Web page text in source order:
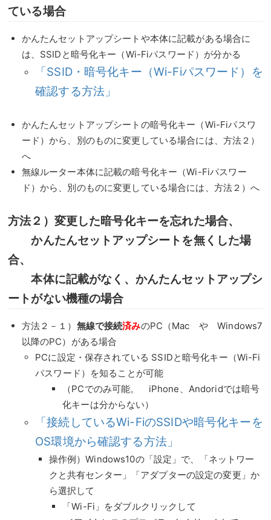
ている場合
かんたんセットアップシートや本体に記載がある場合に
は、SSIDと暗号化キー（Wi-Fiパスワード）が分かる
「SSID・暗号化キー（Wi-Fiパスワード）を
確認する方法」
かんたんセットアップシートの暗号化キー（Wi-Fiパスワ
ード）から、別のものに変更している場合には、方法２）
へ
無線ルーター本体に記載の暗号化キー（Wi-Fiパスワー
ド）から、別のものに変更している場合には、方法２）へ
方法２）変更した暗号化キーを忘れた場合、
かんたんセットアップシートを無くした場
合、
本体に記載がなく、かんたんセットアップシ
ートがない機種の場合
方法２－１） 無線で接続済みのPC（Mac や Windows7
以降のPC）がある場合
PCに設定・保存されている SSIDと暗号化キー（Wi-Fi
パスワード）を知ることが可能
（PCでのみ可能。 iPhone、Andoridでは暗号
化キーは分からない）
「接続しているWi-FiのSSIDや暗号化キーを
OS環境から確認する方法」
操作例）Windows10の「設定」で、「ネットワー
クと共有センター」「アダプターの設定の変更」か
ら選択して
「Wi-Fi」をダブルクリックして